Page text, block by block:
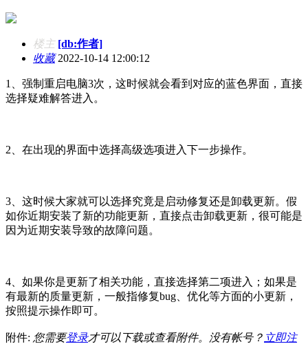
楼主 [db:作者]
收藏2022-10-14 12:00:12
1、强制重启电脑3次，这时候就会看到对应的蓝色界面，直接
选择疑难解答进入。
2、在出现的界面中选择高级选项进入下一步操作。
3、这时候大家就可以选择究竟是启动修复还是卸载更新。假
如你近期安装了新的功能更新，直接点击卸载更新，很可能是
因为近期安装导致的故障问题。
4、如果你是更新了相关功能，直接选择第二项进入；如果是
有最新的质量更新，一般指修复bug、优化等方面的小更新，
按照提示操作即可。
附件: 您需要登录才可以下载或查看附件。没有帐号？ 立即注